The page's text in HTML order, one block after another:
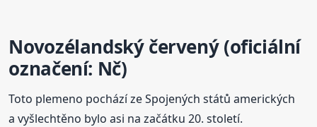
Novozélandský červený (oficiální
označení: Nč)
Toto plemeno pochází ze Spojených států amerických
a vyšlechtěno bylo asi na začátku 20. století.